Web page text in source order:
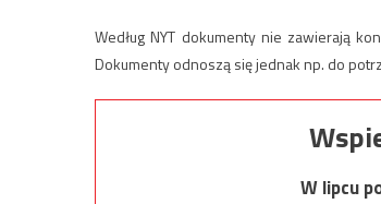
Według NYT dokumenty nie zawierają
Dokumenty odnoszą się jednak np. do
W lipcu